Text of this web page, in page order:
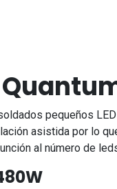
pequeños
asistida por lo
al número de